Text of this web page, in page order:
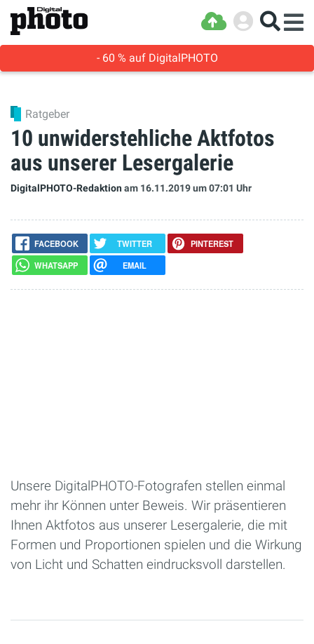
- 60 % auf DigitalPHOTO
Ratgeber
10 unwiderstehliche Aktfotos
aus unserer Lesergalerie
DigitalPHOTO-Redaktionam 16.11.2019um 07:01 Uhr
FACEBOOK TWITTER
PINTEREST
WHATSAPP
EMAIL
Unsere DigitalPHOTO-Fotografen stellen einmal
mehr ihr Können unter Beweis. Wir präsentieren
Ihnen Aktfotos aus unserer Lesergalerie, die mit
Formen und Proportionen spielen und die Wirkung
von Licht und Schatten eindrucksvoll darstellen.